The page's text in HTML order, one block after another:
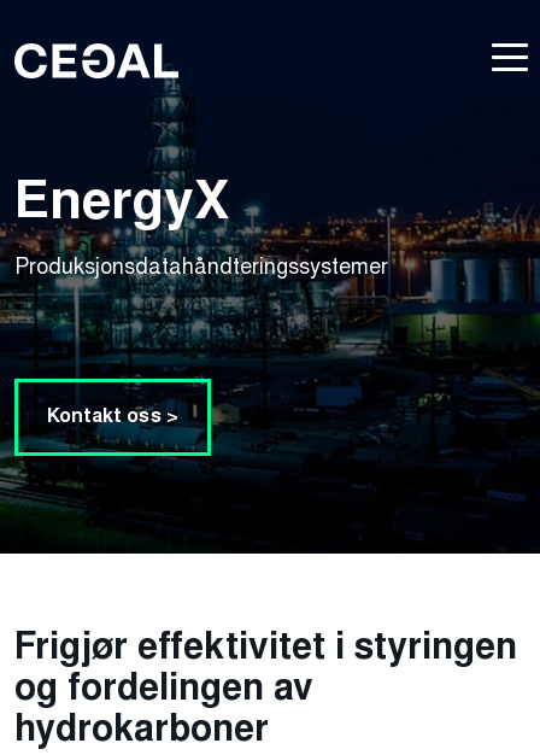
EnergyX
Produksjonsdatahåndteringssystemer
Kontakt oss >
Frigjør effektivitet i styringen
og fordelingen av
hydrokarboner